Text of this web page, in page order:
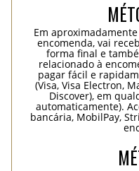
Em
encomenda, vai
forma final e
relacionado à
pagar fácil e
(Visa, Visa Electron,
Discover), em
automaticamente).
bancária, MobilPay,